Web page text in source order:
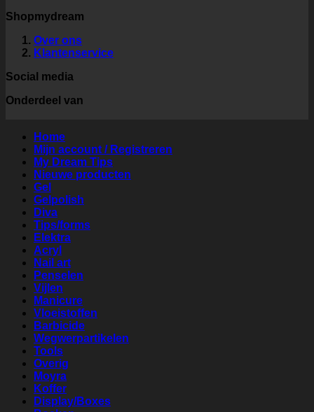
Shopmydream
Over ons
Klantenservice
Social media
Onderdeel van
Home
Mijn account / Registreren
My Dream Tips
Nieuwe producten
Gel
Gelpolish
Diva
Tips/forms
Elektra
Acryl
Nail art
Penselen
Vijlen
Manicure
Vloeistoffen
Barbicide
Wegwerpartikelen
Tools
Overig
Moyra
Koffer
Display/Boxes